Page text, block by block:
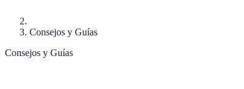
Consejos y Guías
Consejos y Guías